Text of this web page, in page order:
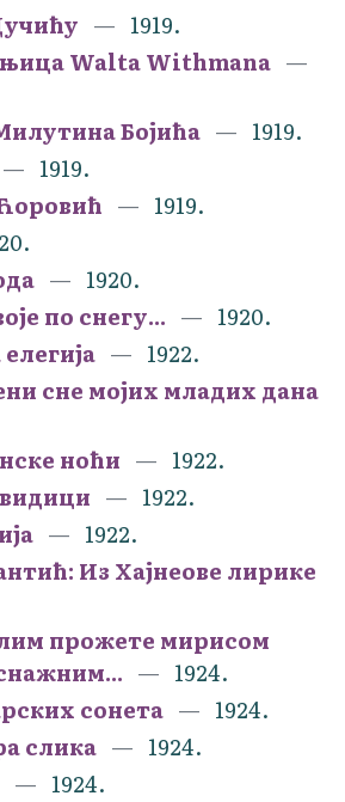
1919.
Walta Withmana
Бојића
1919.
1919.
1919.
1920.
по снегу...
1920.
1922.
сне мојих младих дана
ноћи
1922.
1922.
1922.
Из Хајнеове лирике
прожете мирисом
1924.
сонета
1924.
слика
1924.
1924.